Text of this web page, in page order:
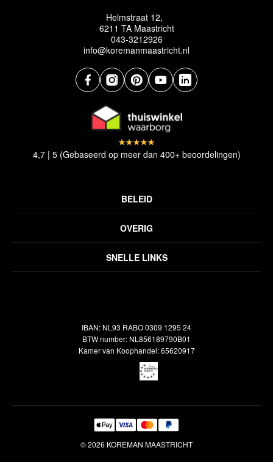
Helmstraat 12,
6211 TA Maastricht
043-3212926
info@koremanmaastricht.nl
SNELLE LINKS
OVERIG
Inspiratie
Veelgestelde vragen
BELEID
Disclaimer
Verzendbeleid
4,7 | 5 (Gebaseerd op meer dan 400+ beoordelingen)
IBAN: NL93 RABO 0309 1295 24
BTW number: NL856189790B01
Kamer van Koophandel: 65620917
© 2026 KOREMAN MAASTRICHT